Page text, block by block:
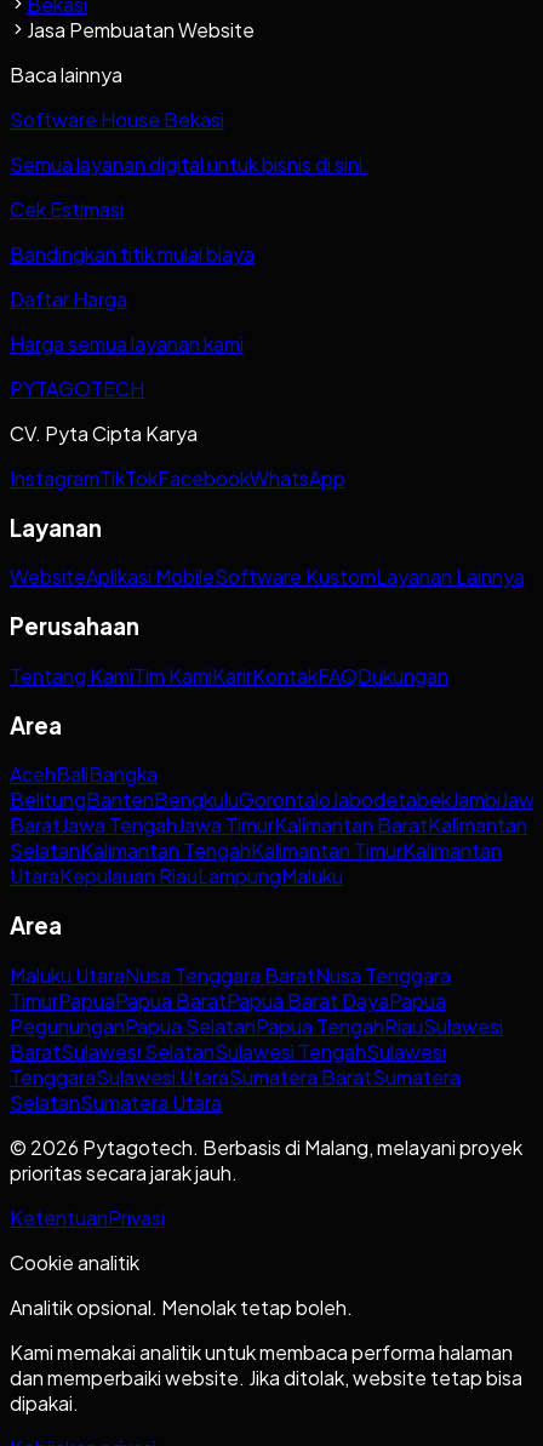
Jasa Pembuatan Website
Baca lainnya
Software House Bekasi
Semua layanan digital untuk bisnis di sini.
Cek Estimasi
Bandingkan titik mulai biaya
Daftar Harga
Harga semua layanan kami
PYTAGOTECH
CV. Pyta Cipta Karya
InstagramTikTokFacebookWhatsApp
Layanan
WebsiteAplikasi MobileSoftware KustomLayanan Lainnya
Perusahaan
Tentang KamiTim KamiKarirKontakFAQDukungan
Area
AcehBaliBangka
BelitungBantenBengkuluGorontaloJabodetabekJambi
BaratJawa TengahJawa TimurKalimantan BaratKalimantan
SelatanKalimantan TengahKalimantan TimurKalimantan
UtaraKepulauan RiauLampungMaluku
Area
Maluku UtaraNusa Tenggara BaratNusa Tenggara
TimurPapuaPapua BaratPapua Barat DayaPapua
PegununganPapua SelatanPapua TengahRiauSulawesi
BaratSulawesi SelatanSulawesi TengahSulawesi
TenggaraSulawesi UtaraSumatera BaratSumatera
SelatanSumatera Utara
© 2026 Pytagotech. Berbasis di Malang, melayani proyek
prioritas secara jarak jauh.
KetentuanPrivasi
Cookie analitik
Analitik opsional. Menolak tetap boleh.
Kami memakai analitik untuk membaca performa halaman
dan memperbaiki website. Jika ditolak, website tetap bisa
dipakai.